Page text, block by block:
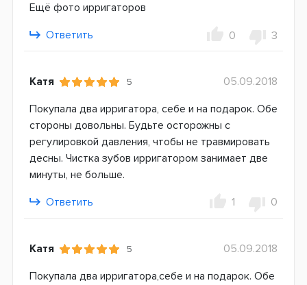
Ещё фото ирригаторов
Ответить
0 3
Катя 5
05.09.2018
Покупала два ирригатора, себе и на подарок. Обе
стороны довольны. Будьте осторожны с
регулировкой давления, чтобы не травмировать
десны. Чистка зубов ирригатором занимает две
минуты, не больше.
Ответить
1 0
Катя 5
05.09.2018
Покупала два ирригатора,себе и на подарок. Обе